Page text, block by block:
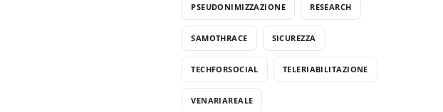
PSEUDONIMIZZAZIONE RESEARCH
SAMOTHRACE SICUREZZA
TECHFORSOCIAL TELERIABILITAZIONE
VENARIAREALE